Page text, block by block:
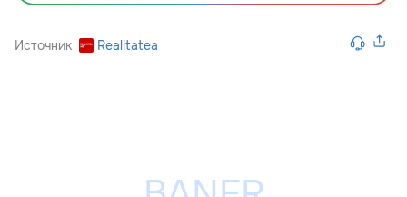
Источник Realitatea